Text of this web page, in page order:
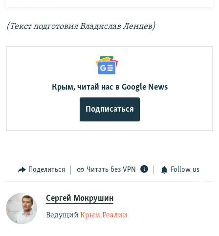
(Текст подготовил Владислав Ленцев)
Крым, читай нас в Google News
Подписаться
Поделиться Читать без VPN Follow us
Сергей Мокрушин
Ведущий Крым.Реалии